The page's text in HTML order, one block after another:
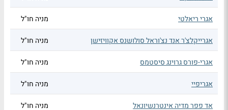
אגרי ריאלטי מניה חו"ל
אגרייקלצ'ר אנד נצ'וראל סולושנס אקוויזישן מניה חו"ל
אגרי-פורס גרוינג סיסטמס מניה חו"ל
אגריפיי מניה חו"ל
אד פפר מדיה אינטרנשיונאל מניה חו"ל